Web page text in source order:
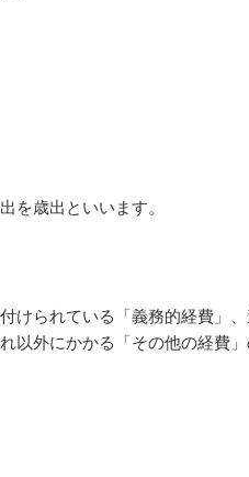
を歳出といいます。
けられている「義務的経費」
以外にかかる「その他の経費